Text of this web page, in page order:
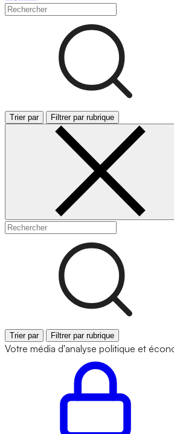
Trier par Filtrer par rubrique
Trier par Filtrer par rubrique
Votre média d'analyse politique et